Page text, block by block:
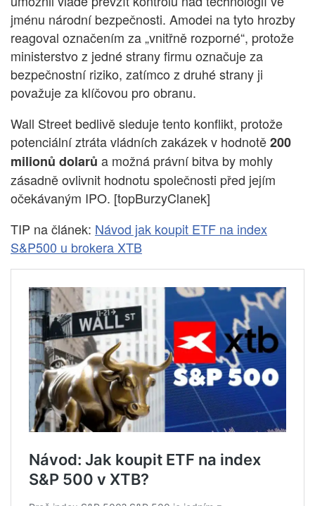
jménu národní bezpečnosti. Amodei na tyto hrozby
reagoval označením za „vnitřně rozporné“, protože
ministerstvo z jedné strany firmu označuje za
bezpečnostní riziko, zatímco z druhé strany ji
považuje za klíčovou pro obranu.
Wall Street bedlivě sleduje tento konflikt, protože
potenciální ztráta vládních zakázek v hodnotě200
milionů dolarů a možná právní bitva by mohly
zásadně ovlivnit hodnotu společnosti před jejím
očekávaným IPO. [topBurzyClanek]
TIP na článek: Návod jak koupit ETF na index
S&P500 u brokera XTB